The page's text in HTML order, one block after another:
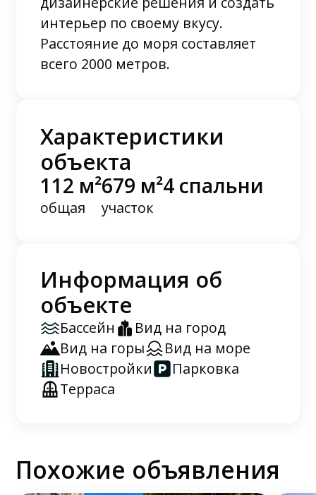
интерьер по своему вкусу.
Расстояние до моря составляет
всего 2000 метров.
Характеристики
объекта
112 м²
общая
679 м²
участок
4 спальни
Информация об
объекте
Бассейн
Вид на город
Вид на горы
Вид на море
Новостройки
Парковка
Терраса
Похожие объявления